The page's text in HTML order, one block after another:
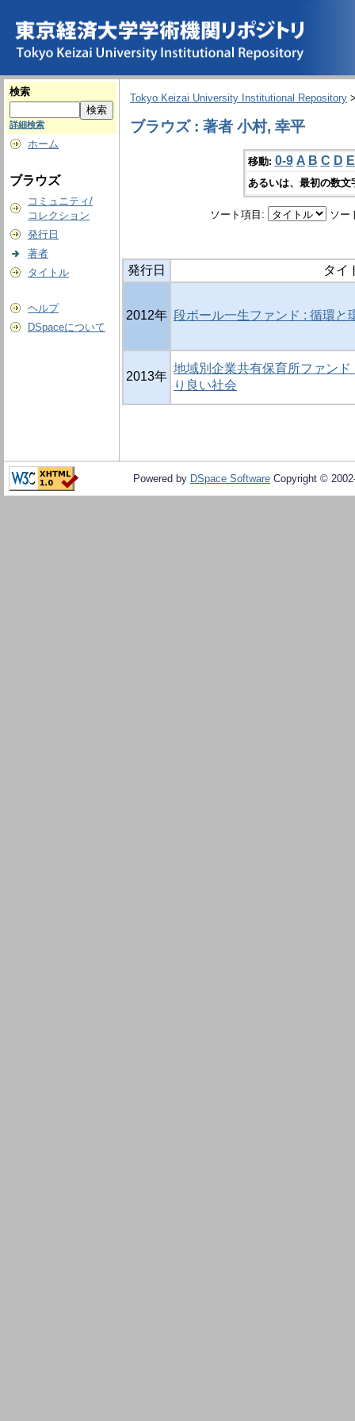
検索
詳細検索
ホーム
ブラウズ
コミュニティ/
コレクション
発行日
著者
タイトル
ヘルプ
DSpaceについて
Tokyo Keizai University Institutional Repository
ブラウズ : 著者 小村, 幸平
移動: 0-9 A B C D E
あるいは、最初の数
ソート項目: ソー
発行日 タイ
2012年 段ボール一生ファンド : 循環と
2013年
地域別企業共有保育所ファン
り良い社会
Powered by DSpace Software Copyright ©